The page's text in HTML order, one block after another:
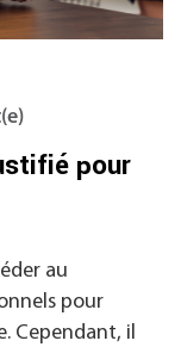
pour
au
pour
Cependant, il